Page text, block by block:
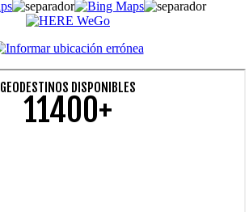
GEODESTINOS DISPONIBLES
11400+